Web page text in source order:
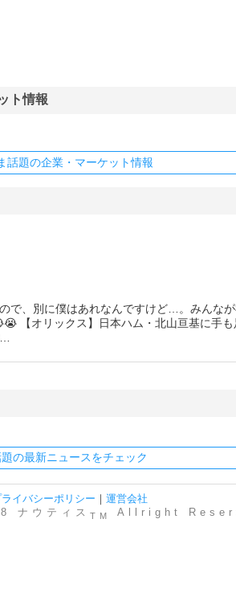
ト情報
話題の企業・マーケット情報
で、別に僕はあれなんですけど…。みんな
【オリックス】日本ハム・北山亘基に手
の最新ニュースをチェック
ライバシーポリシー ｜ 運営会社
ウティス TM Allright